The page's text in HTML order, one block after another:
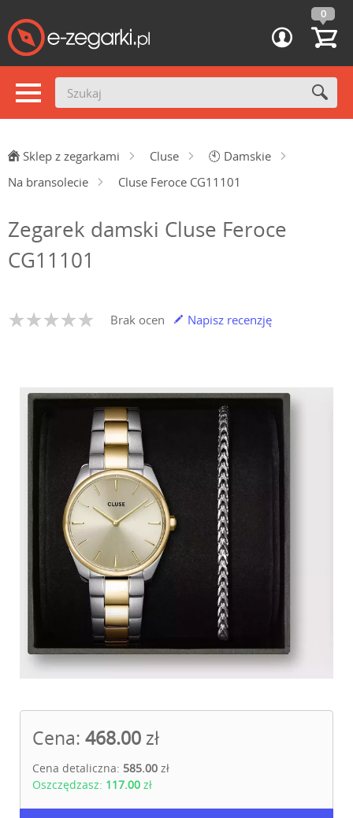
0
Sklep z zegarkami Cluse 🕙 Damskie
Na bransolecie
Cluse Feroce CG11101
Zegarek damski Cluse Feroce
CG11101
Brak ocen Napisz recenzję
Cena: 468.00 zł
Cena detaliczna: 585.00 zł
Oszczędzasz: 117.00 zł